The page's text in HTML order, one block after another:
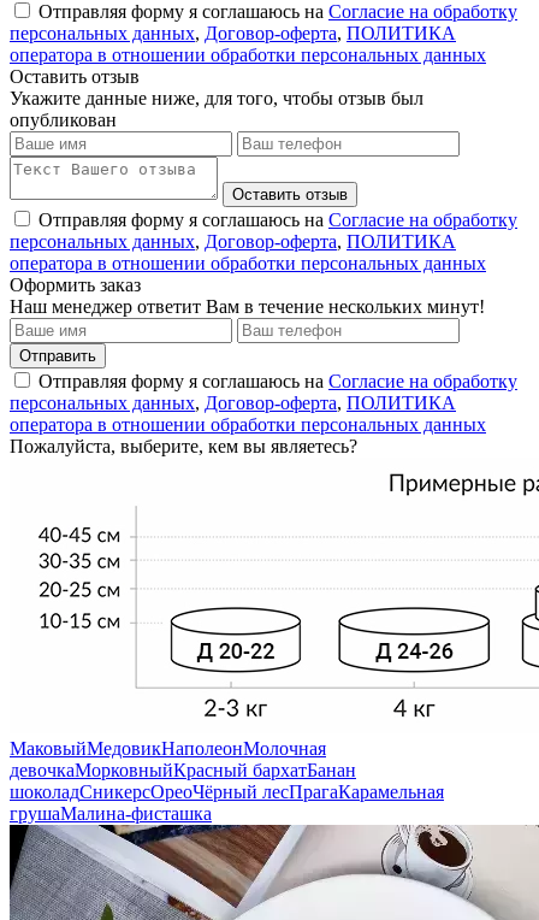
Отправляя форму я соглашаюсь на Согласие на обработку
персональных данных, Договор-оферта, ПОЛИТИКА
оператора в отношении обработки персональных данных
Оставить отзыв
Укажите данные ниже, для того, чтобы отзыв был
опубликован
Оставить отзыв
Отправляя форму я соглашаюсь на Согласие на обработку
персональных данных, Договор-оферта, ПОЛИТИКА
оператора в отношении обработки персональных данных
Оформить заказ
Наш менеджер ответит Вам в течение нескольких минут!
Отправить
Отправляя форму я соглашаюсь на Согласие на обработку
персональных данных, Договор-оферта, ПОЛИТИКА
оператора в отношении обработки персональных данных
Пожалуйста, выберите, кем вы являетесь?
МаковыйМедовикНаполеонМолочная
девочкаМорковныйКрасный бархатБанан
шоколадСникерсОреоЧёрный лесПрагаКарамельная
грушаМалина-фисташка